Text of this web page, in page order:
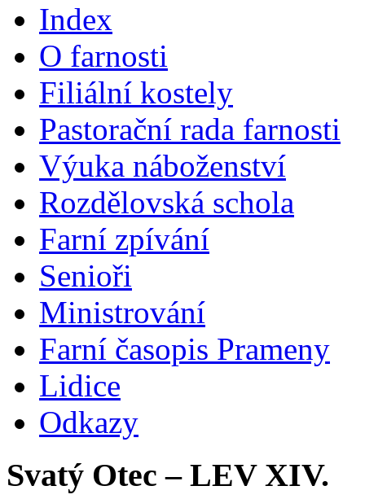
Index
O farnosti
Filiální kostely
Pastorační rada farnosti
Výuka náboženství
Rozdělovská schola
Farní zpívání
Senioři
Ministrování
Farní časopis Prameny
Lidice
Odkazy
Svatý Otec – LEV XIV.